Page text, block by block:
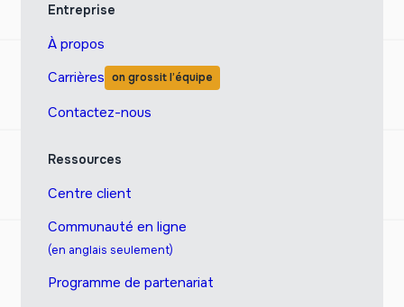
Entreprise
À propos
Carrières on grossit l’équipe
Contactez-nous
Ressources
Centre client
Communauté en ligne
(en anglais seulement)
Programme de partenariat